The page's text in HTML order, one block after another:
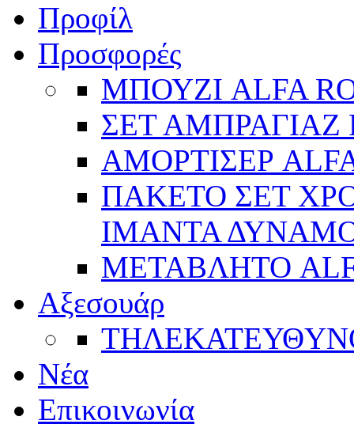
Προφίλ
Προσφορές
ΜΠΟΥΖΙ ALFA
ΣΕΤ ΑΜΠΡΑΓΙΑΖ
ΑΜΟΡΤΙΣΕΡ
ΠΑΚΕΤΟ ΣΕΤ
ΙΜΑΝΤΑ ΔΥΝΑΜΟ
ΜΕΤΑΒΛΗΤΟ
Αξεσουάρ
Νέα
Επικοινωνία